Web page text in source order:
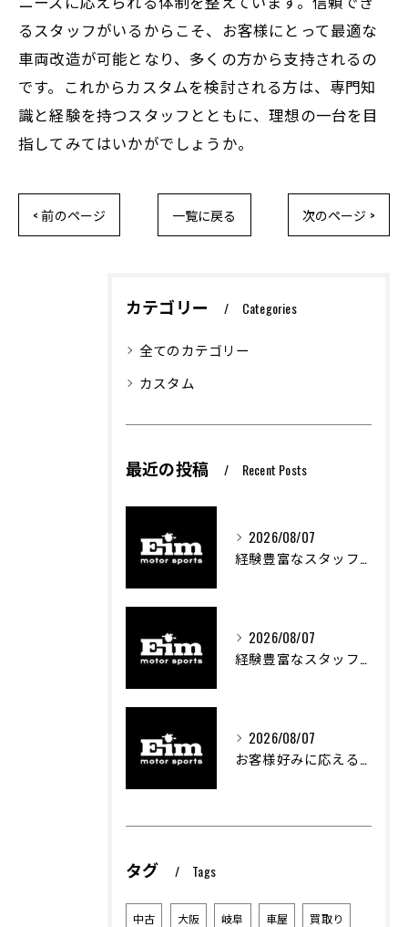
るスタッフがいるからこそ、お客様にとって最適な
車両改造が可能となり、多くの方から支持されるの
です。これからカスタムを検討される方は、専門知
識と経験を持つスタッフとともに、理想の一台を目
指してみてはいかがでしょうか。
< 前のページ 一覧に戻る 次のページ >
カテゴリー Categories
全てのカテゴリー
カスタム
最近の投稿 Recent Posts
2026/08/07
経験豊富なスタッフが支える車両カスタムの魅力
2026/08/07
経験豊富なスタッフが支える車のカスタム技術とは
2026/08/07
お客様好みに応える中古車探しの秘訣
タグ Tags
中古 大阪 岐阜 車屋 買取り